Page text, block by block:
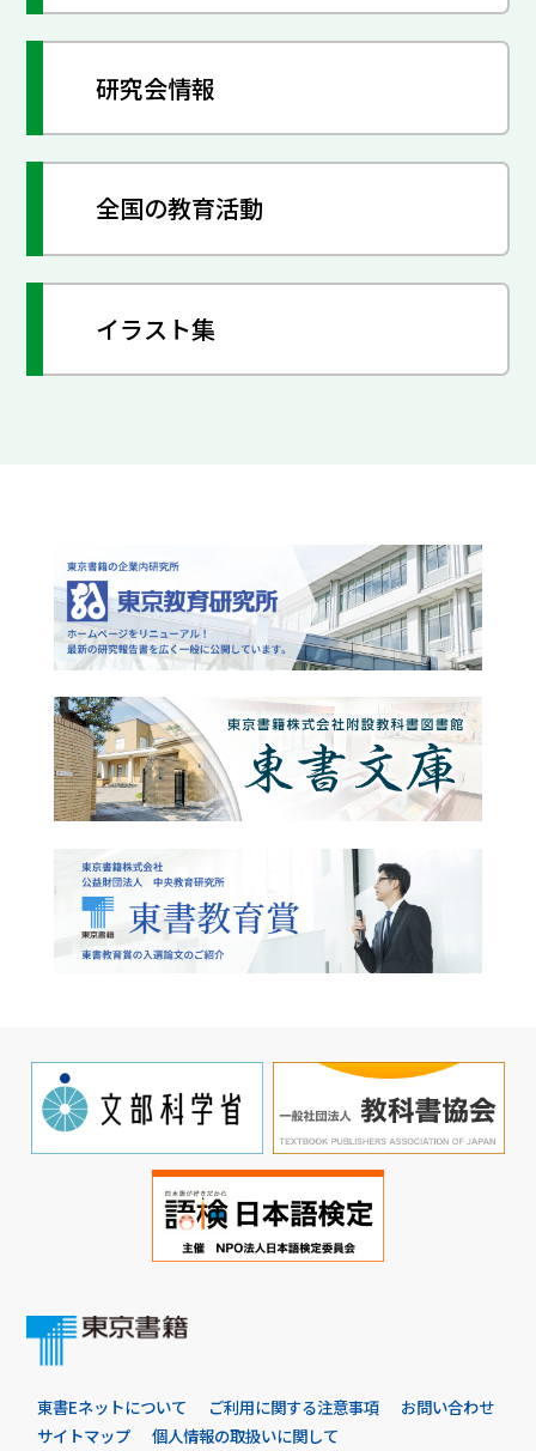
研究会情報
全国の教育活動
イラスト集
東書Eネットについて ご利用に関する注意事項
お問い合わせ
サイトマップ
個人情報の取扱いに関して